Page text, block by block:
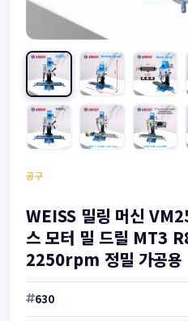
공구
WEISS 밀링 머신
스 모터 밀 드릴 MT3
2250rpm 정밀 가공용
630